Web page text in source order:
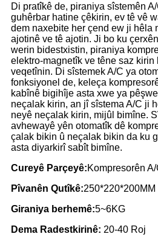
Di pratîkê de, piraniya sîstemên
guhêrbar hatine çêkirin, ev tê vê
dem naxebite her çend ew ji hêla
ajotinê ve tê ajotin. Ji bo ku
werin bidestxistin, piraniya
elektro-magnetîk ve têne saz
veqetînin. Di sîstemek A/C ya
fonksiyonel de, keleça
kabînê bigihîje asta xwe ya
neçalak kirin, an jî sîstema A/C ji
neyê neçalak kirin, mijûl bimîne.
avhewayê yên otomatîk dê
çalak bikin û neçalak bikin da ku
asta diyarkirî sabît bimîne.
Cureyê Parçeyê:Kompresorên A/
Pîvanên Qutîkê:250*220*200MM
Giraniya berhemê:5~6KG
Dema Radestkirinê: 20-40 Roj